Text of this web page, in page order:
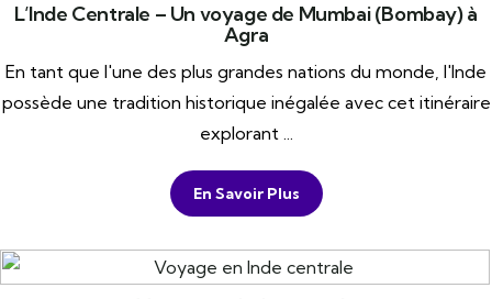
L’Inde Centrale – Un voyage de Mumbai (Bombay) à
Agra
En tant que l'une des plus grandes nations du monde, l'Inde
possède une tradition historique inégalée avec cet itinéraire
explorant ...
En Savoir Plus